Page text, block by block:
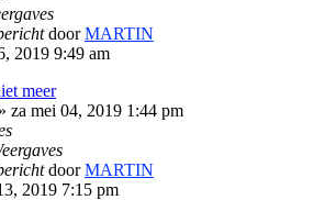
doorMARTIN
2019 9:49 am
meer
» za mei 04, 2019 1:44 pm
doorMARTIN
2019 7:15 pm